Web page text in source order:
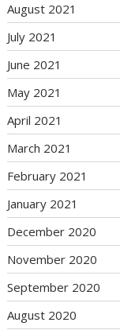
August 2021
July 2021
June 2021
May 2021
April 2021
March 2021
February 2021
January 2021
December 2020
November 2020
September 2020
August 2020